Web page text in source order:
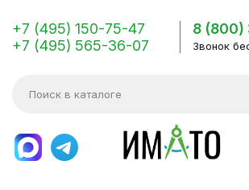
+7 (495) 150-75-47
+7 (495) 565-36-07
8 (800)
Звонок